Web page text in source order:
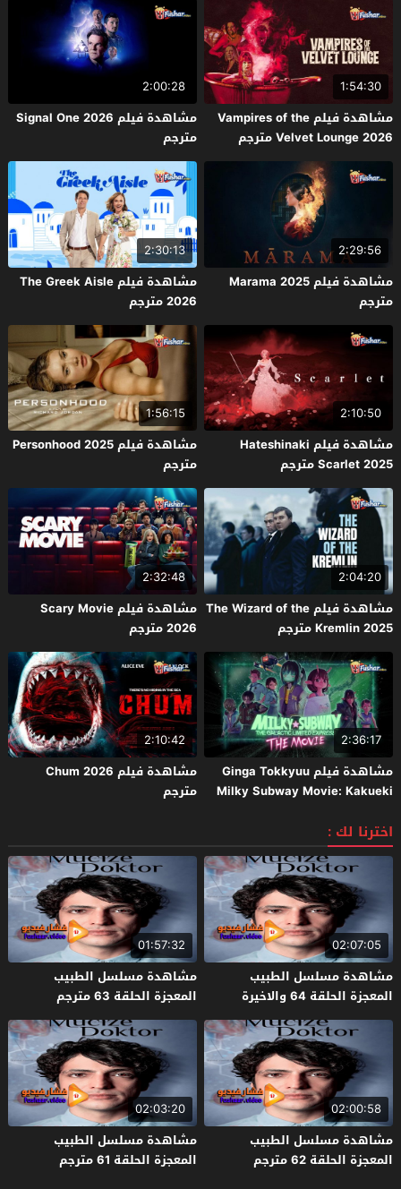
1:54:30
مشاهدة فيلم Vampires of the
Velvet Lounge 2026 مترجم
2:00:28
مشاهدة فيلم Signal One 2026
مترجم
2:29:56
مشاهدة فيلم Marama 2025
مترجم
2:30:13
مشاهدة فيلم The Greek Aisle
2026 مترجم
2:10:50
مشاهدة فيلم Hateshinaki
Scarlet 2025 مترجم
1:56:15
مشاهدة فيلم Personhood 2025
مترجم
2:04:20
مشاهدة فيلم The Wizard of the
Kremlin 2025 مترجم
2:32:48
مشاهدة فيلم Scary Movie
2026 مترجم
2:36:17
مشاهدة فيلم Ginga Tokkyuu
Milky Subway Movie: Kakueki
2:10:42
مشاهدة فيلم Chum 2026
مترجم
اخترنا لك :
02:07:05
مشاهدة مسلسل الطبيب
المعجزة الحلقة 64 والاخيرة
مترجم
01:57:32
مشاهدة مسلسل الطبيب
المعجزة الحلقة 63 مترجم
02:00:58
مشاهدة مسلسل الطبيب
المعجزة الحلقة 62 مترجم
02:03:20
مشاهدة مسلسل الطبيب
المعجزة الحلقة 61 مترجم